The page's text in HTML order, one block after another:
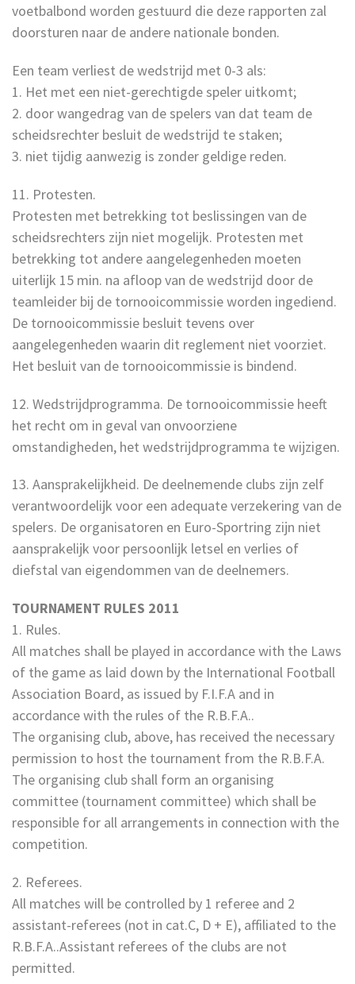
voetbalbond worden gestuurd die deze rapporten zal
doorsturen naar de andere nationale bonden.
Een team verliest de wedstrijd met 0-3 als:
1. Het met een niet-gerechtigde speler uitkomt;
2. door wangedrag van de spelers van dat team de
scheidsrechter besluit de wedstrijd te staken;
3. niet tijdig aanwezig is zonder geldige reden.
11. Protesten.
Protesten met betrekking tot beslissingen van de
scheidsrechters zijn niet mogelijk. Protesten met
betrekking tot andere aangelegenheden moeten
uiterlijk 15 min. na afloop van de wedstrijd door de
teamleider bij de tornooicommissie worden ingediend.
De tornooicommissie besluit tevens over
aangelegenheden waarin dit reglement niet voorziet.
Het besluit van de tornooicommissie is bindend.
12. Wedstrijdprogramma. De tornooicommissie heeft
het recht om in geval van onvoorziene
omstandigheden, het wedstrijdprogramma te wijzigen.
13. Aansprakelijkheid. De deelnemende clubs zijn zelf
verantwoordelijk voor een adequate verzekering van de
spelers. De organisatoren en Euro-Sportring zijn niet
aansprakelijk voor persoonlijk letsel en verlies of
diefstal van eigendommen van de deelnemers.
TOURNAMENT RULES 2011
1. Rules.
All matches shall be played in accordance with the Laws
of the game as laid down by the International Football
Association Board, as issued by F.I.F.A and in
accordance with the rules of the R.B.F.A..
The organising club, above, has received the necessary
permission to host the tournament from the R.B.F.A.
The organising club shall form an organising
committee (tournament committee) which shall be
responsible for all arrangements in connection with the
competition.
2. Referees.
All matches will be controlled by 1 referee and 2
assistant-referees (not in cat.C, D + E), affiliated to the
R.B.F.A..Assistant referees of the clubs are not
permitted.